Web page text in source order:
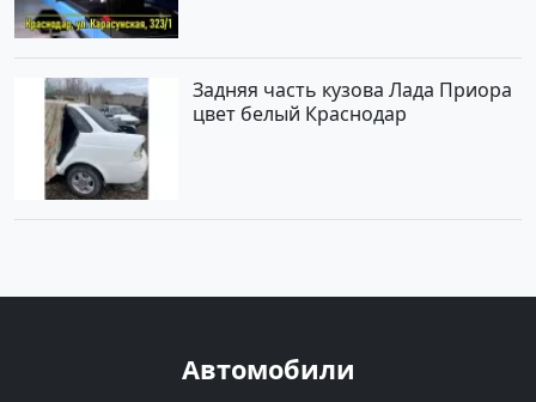
Задняя часть кузова Лада Приора
цвет белый Краснодар
Автомобили